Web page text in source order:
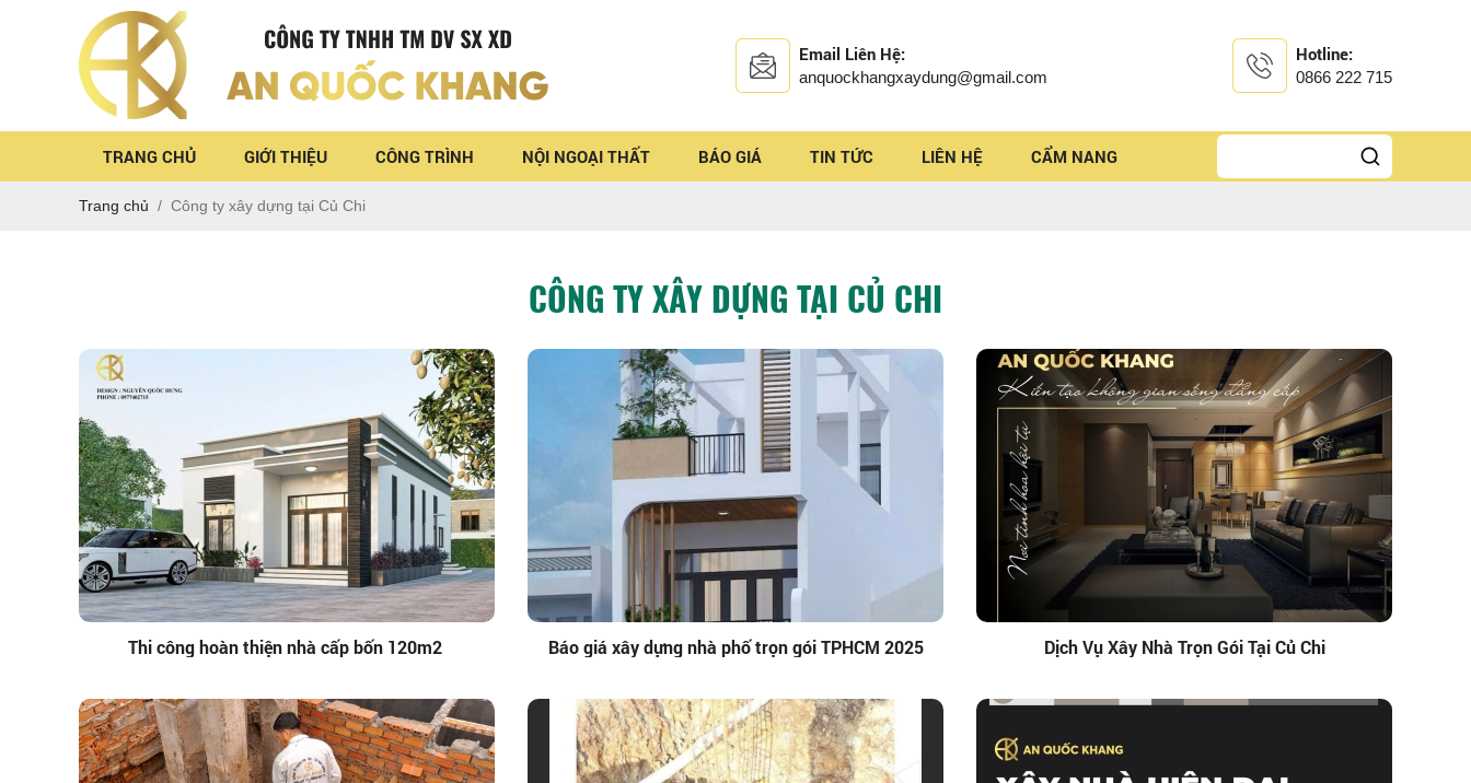
Email Liên Hệ:
anquockhangxaydung@gmail.com
Hotline:
0866 222 715
TRANG CHỦ GIỚI THIỆU CÔNG TRÌNH NỘI NGOẠI THẤT BÁO GIÁ TIN TỨC LIÊN HỆ CẨM NANG
Trang chủ Công ty xây dựng tại Củ Chi
CÔNG TY XÂY DỰNG TẠI CỦ CHI
Thi công hoàn thiện nhà cấp bốn 120m2 Báo giá xây dựng nhà phố trọn gói TPHCM 2025 Dịch Vụ Xây Nhà Trọn Gói Tại Củ Chi